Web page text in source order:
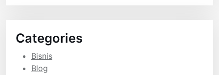
Categories
Bisnis
Blog